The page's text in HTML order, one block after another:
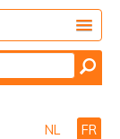
NL FR